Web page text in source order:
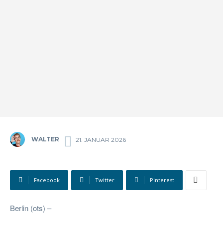
WALTER 21. JANUAR 2026
Facebook Twitter Pinterest
Berlin (ots) –